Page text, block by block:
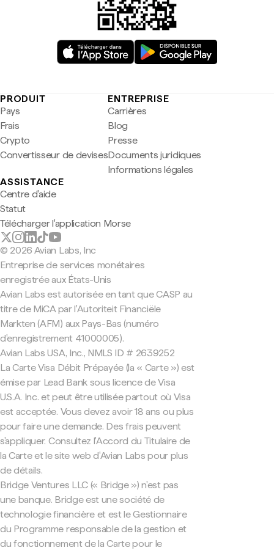
PRODUIT
Pays
Frais
Crypto
Convertisseur de devises
ENTREPRISE
Carrières
Blog
Presse
Documents juridiques
Informations légales
ASSISTANCE
Centre d'aide
Statut
Télécharger l'application Morse
© 2026 Avian Labs, Inc
Entreprise de services monétaires
enregistrée aux États-Unis
Avian Labs est autorisée en tant que CASP au
titre de MiCA par l'Autoriteit Financiële
Markten (AFM) aux Pays-Bas (numéro
d'enregistrement 41000005).
Avian Labs USA, Inc., NMLS ID # 2639252
La Carte Visa Débit Prépayée (la « Carte ») est
émise par Lead Bank sous licence de Visa
U.S.A. Inc. et peut être utilisée partout où Visa
est acceptée. Vous devez avoir 18 ans ou plus
pour faire une demande. Des frais peuvent
s'appliquer. Consultez l'Accord du Titulaire de
la Carte et le site web d'Avian Labs pour plus
de détails.
Bridge Ventures LLC (« Bridge ») n'est pas
une banque. Bridge est une société de
technologie financière et est le Gestionnaire
du Programme responsable de la gestion et
du fonctionnement de la Carte pour le